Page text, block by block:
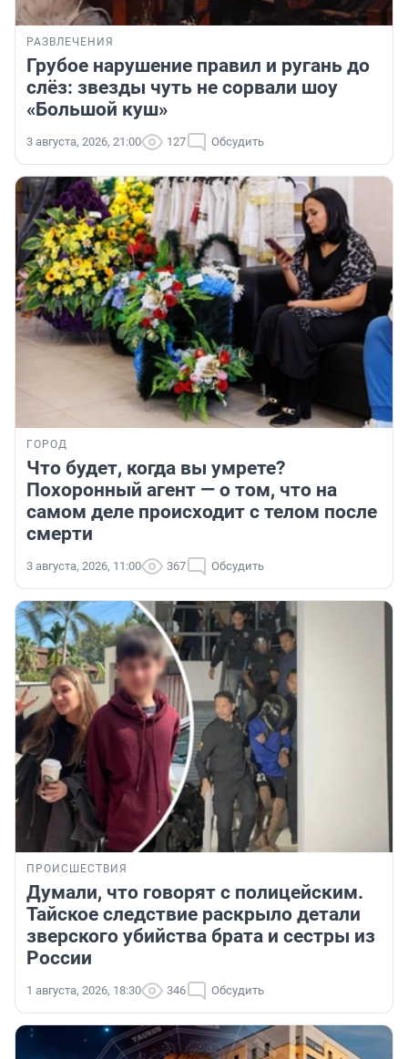
РАЗВЛЕЧЕНИЯ
Грубое нарушение правил и ругань до
слёз: звезды чуть не сорвали шоу
«Большой куш»
3 августа, 2026, 21:00 127 Обсудить
ГОРОД
Что будет, когда вы умрете?
Похоронный агент — о том, что на
самом деле происходит с телом после
смерти
3 августа, 2026, 11:00 367 Обсудить
ПРОИСШЕСТВИЯ
Думали, что говорят с полицейским.
Тайское следствие раскрыло детали
зверского убийства брата и сестры из
России
1 августа, 2026, 18:30 346 Обсудить